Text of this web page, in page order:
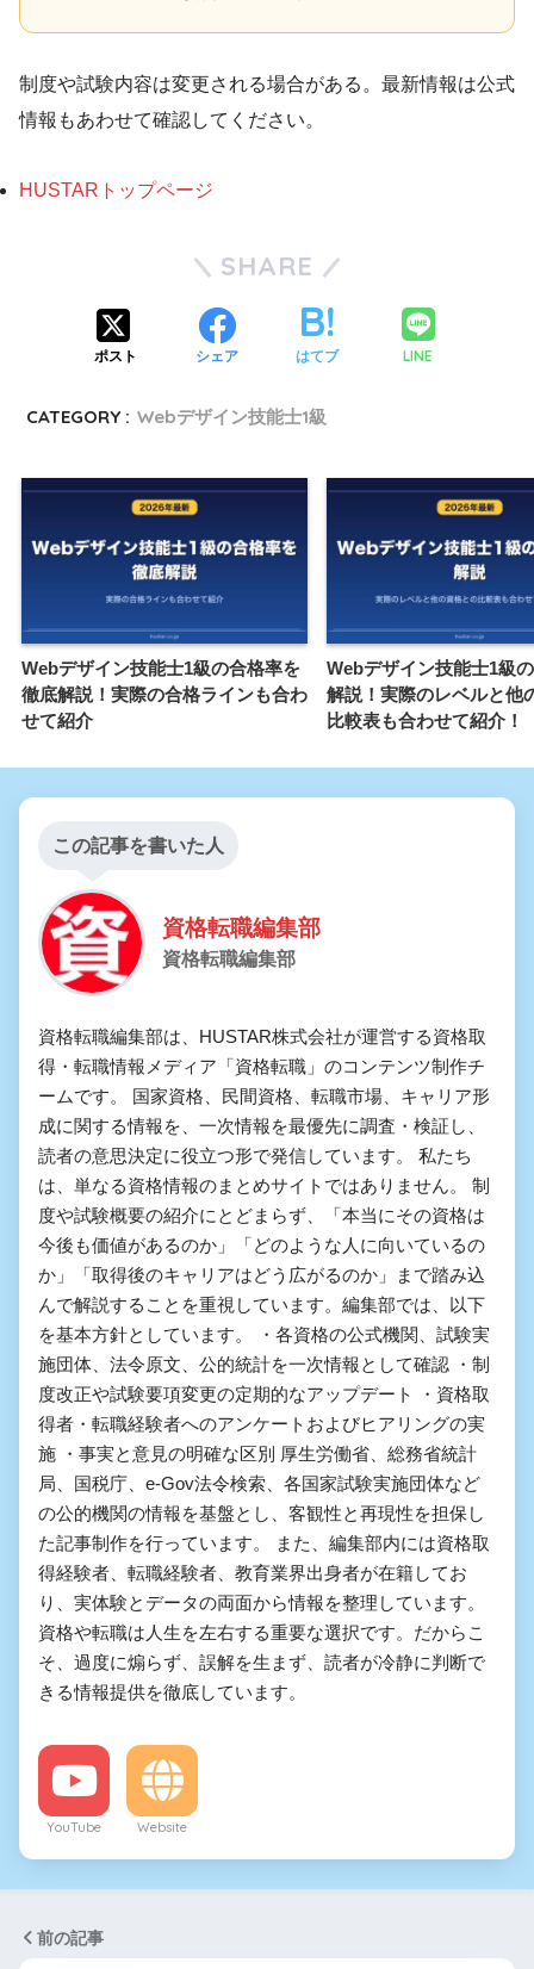
制度や試験内容は変更される場合がある。最新情報は公式
情報もあわせて確認してください。
HUSTARトップページ
SHARE
ポスト シェア はてブ LINE
CATEGORY : Webデザイン技能士1級
Webデザイン技能士1級の合格率を
徹底解説！実際の合格ラインも合わ
せて紹介
Webデザイン技能士1級
解説！実際のレベルと他
比較表も合わせて紹介！
この記事を書いた人
資格転職編集部
資格転職編集部
資格転職編集部は、HUSTAR株式会社が運営する資格取
得・転職情報メディア「資格転職」のコンテンツ制作チ
ームです。 国家資格、民間資格、転職市場、キャリア形
成に関する情報を、一次情報を最優先に調査・検証し、
読者の意思決定に役立つ形で発信しています。 私たち
は、単なる資格情報のまとめサイトではありません。 制
度や試験概要の紹介にとどまらず、「本当にその資格は
今後も価値があるのか」「どのような人に向いているの
か」「取得後のキャリアはどう広がるのか」まで踏み込
んで解説することを重視しています。編集部では、以下
を基本方針としています。 ・各資格の公式機関、試験実
施団体、法令原文、公的統計を一次情報として確認 ・制
度改正や試験要項変更の定期的なアップデート ・資格取
得者・転職経験者へのアンケートおよびヒアリングの実
施 ・事実と意見の明確な区別 厚生労働省、総務省統計
局、国税庁、e-Gov法令検索、各国家試験実施団体など
の公的機関の情報を基盤とし、客観性と再現性を担保し
た記事制作を行っています。 また、編集部内には資格取
得経験者、転職経験者、教育業界出身者が在籍してお
り、実体験とデータの両面から情報を整理しています。
資格や転職は人生を左右する重要な選択です。だからこ
そ、過度に煽らず、誤解を生まず、読者が冷静に判断で
きる情報提供を徹底しています。
YouTube Website
前の記事